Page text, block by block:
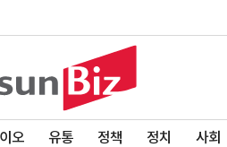
오 유통 정책 정치 사회